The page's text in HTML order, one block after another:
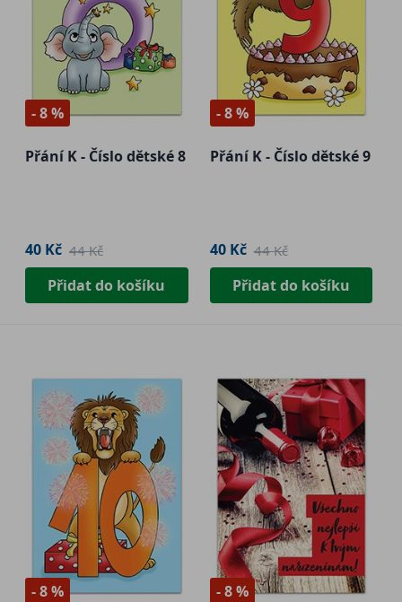
- 8 %
Přání K - Číslo dětské 8
40 Kč 44 Kč
Přidat do košíku
- 8 %
Přání K - Číslo dětské 9
40 Kč 44 Kč
Přidat do košíku
- 8 % - 8 %